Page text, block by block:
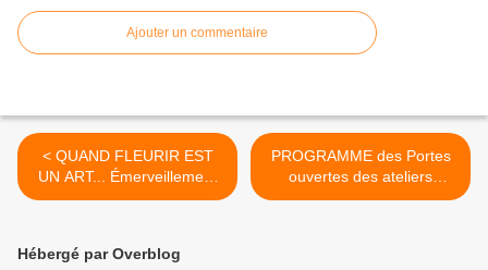
Ajouter un commentaire
< QUAND FLEURIR EST
UN ART... Émerveillement
végétal au Domaine de
PROGRAMME des Portes
ouvertes des ateliers
d’artistes et artisans d’art
Hébergé par Overblog